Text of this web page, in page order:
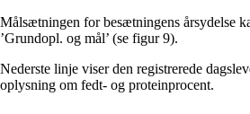
Målsætningen for besætningens årsydelse
’Grundopl. og mål’ (se figur 9).
Nederste linje viser den registrerede
oplysning om fedt- og proteinprocent.